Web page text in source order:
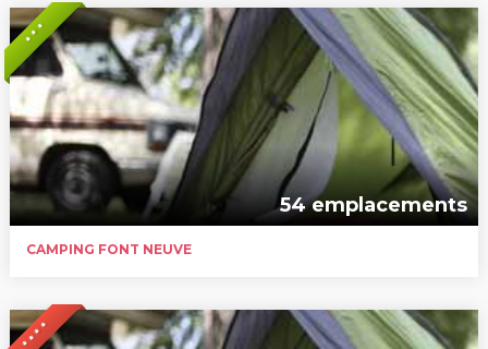
* * *
54 emplacements
CAMPING FONT NEUVE
* * * *